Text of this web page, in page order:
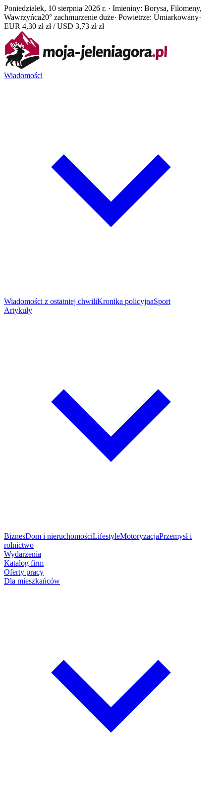
Poniedziałek, 10 sierpnia 2026 r. · Imieniny: Borysa, Filomeny,
Wawrzyńca20° zachmurzenie duże· Powietrze: Umiarkowany·
EUR 4,30 zł zł / USD 3,73 zł zł
Wiadomości
Wiadomości z ostatniej chwiliKronika policyjnaSport
Artykuły
BiznesDom i nieruchomościLifestyleMotoryzacjaPrzemysł i
rolnictwo
Wydarzenia
Katalog firm
Oferty pracy
Dla mieszkańców